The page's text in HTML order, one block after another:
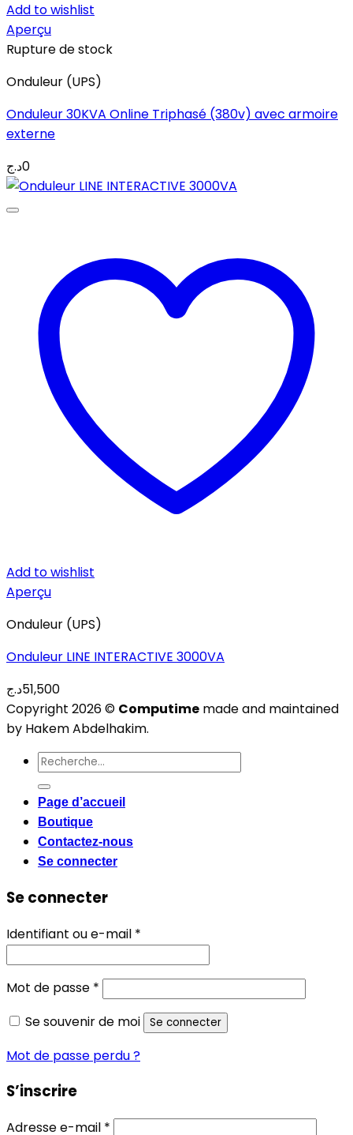
Add to wishlist
Aperçu
Rupture de stock
Onduleur (UPS)
Onduleur 30KVA Online Triphasé (380v) avec armoire
externe
0د.ج
Add to wishlist
Aperçu
Onduleur (UPS)
Onduleur LINE INTERACTIVE 3000VA
51,500د.ج
Copyright 2026 © Computime made and maintained
by Hakem Abdelhakim.
Recherche
pour :
Page d’accueil
Boutique
Contactez-nous
Se connecter
Se connecter
Identifiant ou e-mail *
Mot de passe *
Se souvenir de moi
Se connecter
Mot de passe perdu ?
S’inscrire
Adresse e-mail *